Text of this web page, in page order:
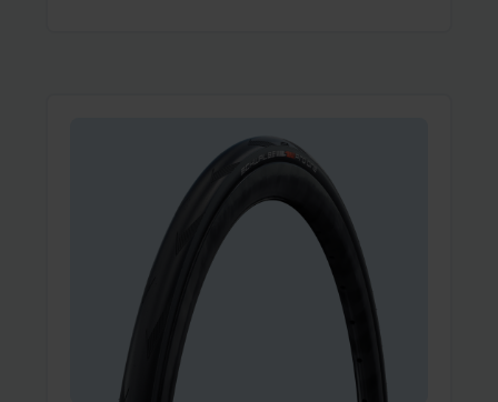
antiforatura. Come tutti gli pneumatici
Schwalbe TLE, deve quindi essere sempre
utilizzato con il liquido sigillante.TT È
L‘ACRONIMO DI TIME TRIAL.Istruzioni per il
primo montaggio: Le gomme Schwalbe Pro
One e Schwalbe Pro One TT Tubeless Easy
vanno utilizzate con il sigillante per gomme
Doc Blue. Almeno 30 ml , ma preferibilmente
60 ml per gomma. Subito dopo l'aggiunta
del sigillante la gomma dovrà girare per